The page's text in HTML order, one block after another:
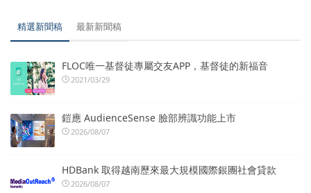
精選新聞稿 最新新聞稿
FLOC唯一基督徒專屬交友APP，基督徒的新福音
2021/03/29
鎧應 AudienceSense 臉部辨識功能上市
2026/08/07
HDBank 取得越南歷來最大規模國際銀團社會貸款
2026/08/07